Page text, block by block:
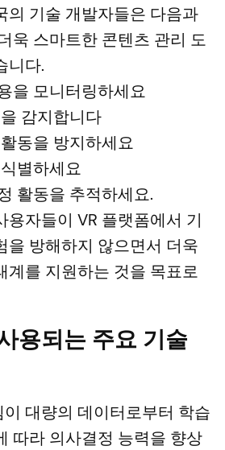
의 기술 개발자들은 다음과
욱 스마트한 콘텐츠 관리 도
니다.
을 모니터링하세요
감지합니다
동을 방지하세요
별하세요
활동을 추적하세요.
용자들이 VR 플랫폼에서 기
을 방해하지 않으면서 더욱
계를 지원하는 것을 목표로
용되는 주요 기술
대량의 데이터로부터 학습
따라 의사결정 능력을 향상